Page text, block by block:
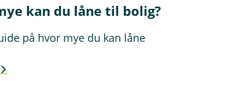
kan du låne til bolig?
på hvor mye du kan låne